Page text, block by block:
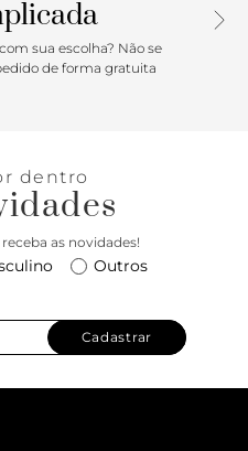
sua escolha? Não se
de forma gratuita
dentro
as novidades!
Outros
Cadastrar